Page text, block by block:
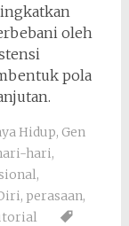
oleh
pola
Hidup, Gen
hari,
,
, perasaan,